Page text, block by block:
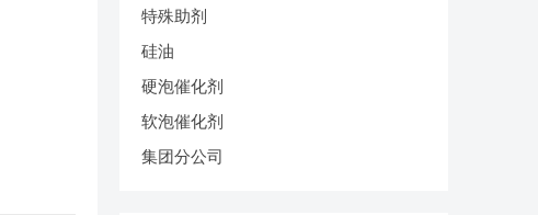
特殊助剂
硅油
硬泡催化剂
软泡催化剂
集团分公司